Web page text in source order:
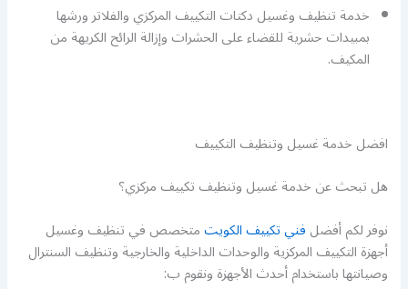
خدمة تنظيف وغسيل دكتات التكييف المركزي والفلاتر ورشها
بمبيدات حشرية للقضاء على الحشرات وإزالة الرائح الكريهة من
المكيف.
افضل خدمة غسيل وتنظيف التكييف
هل تبحث عن خدمة غسيل وتنظيف تكييف مركزي؟
نوفر لكم أفضلفني تكييف الكويتمتخصص في تنظيف وغسيل
أجهزة التكييف المركزية والوحدات الداخلية والخارجية وتنظيف السنترال
وصيانتها باستخدام أحدث الأجهزة ونقوم ب: